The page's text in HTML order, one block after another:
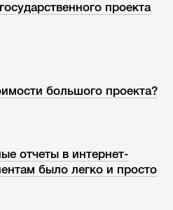
проекта
большого проекта?
отчеты в интернет-
было легко и просто